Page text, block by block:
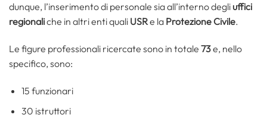
dunque, l’inserimento di personale sia all’interno degli uffici
regionaliche in altri enti quali USRe la Protezione Civile.
Le figure professionali ricercate sono in totale 73e, nello
specifico, sono:
15 funzionari
30 istruttori